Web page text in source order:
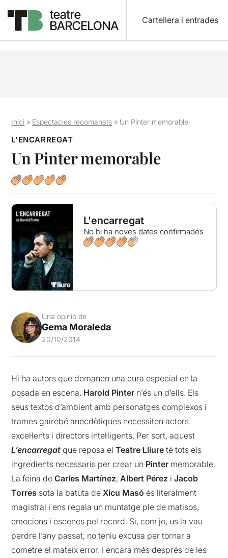
Cartellera i entrades
Inici » Espectacles recomanats » Un Pinter memorable
L'ENCARREGAT
Un Pinter memorable
L'encarregat
No hi ha noves dates confirmades
Una opinió de
Gema Moraleda
20/10/2014
Hi ha autors que demanen una cura especial en la
posada en escena. Harold Pinter n’és un d’ells. Els
seus textos d’ambient amb personatges complexos i
trames gairebé anecdòtiques necessiten actors
excel·lents i directors intel·ligents. Per sort, aquest
L’encarregat que reposa elTeatre Lliure té tots els
ingredients necessaris per crear un Pinter memorable.
La feina deCarles Martínez,Albert Pérez iJacob
Torres sota la batuta de Xicu Masó és literalment
magistral i ens regala un muntatge ple de matisos,
emocions i escenes pel record. Si, com jo, us la vau
perdre l’any passat, no teniu excusa per tornar a
cometre el mateix error. I encara més després de les